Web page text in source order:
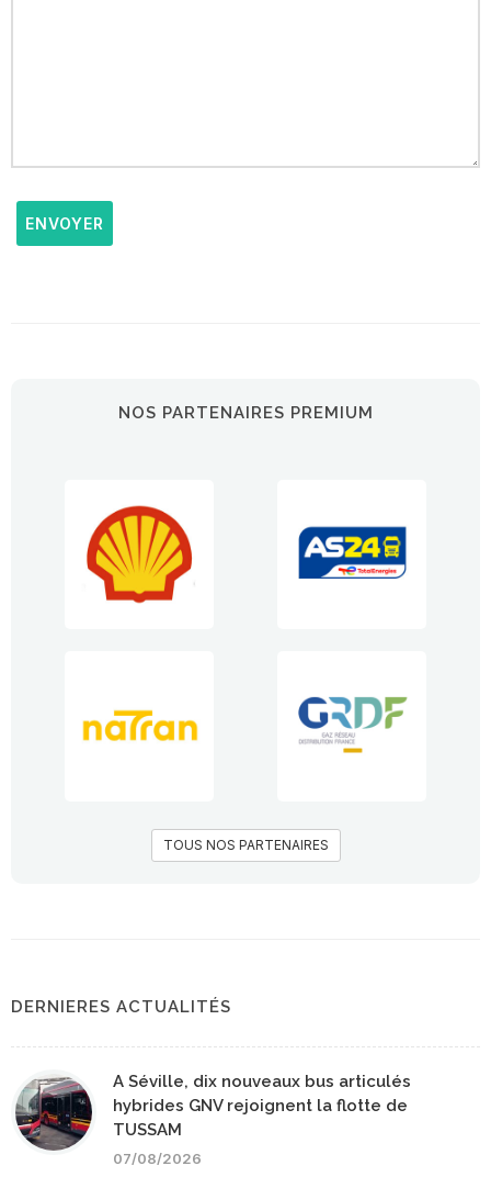
ENVOYER
NOS PARTENAIRES PREMIUM
TOUS NOS PARTENAIRES
DERNIERES ACTUALITÉS
A Séville, dix nouveaux bus articulés
hybrides GNV rejoignent la flotte de
TUSSAM
07/08/2026